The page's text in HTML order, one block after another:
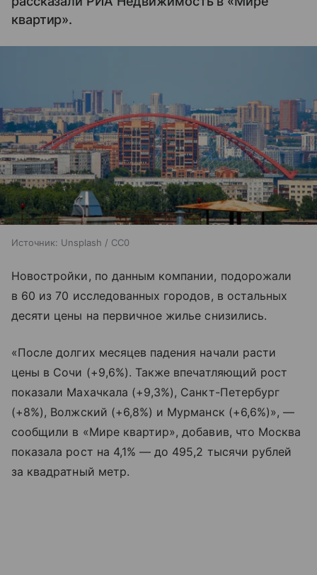
квартир».
Источник: Unsplash / CC0
Новостройки, по данным компании, подорожали
в 60 из 70 исследованных городов, в остальных
десяти цены на первичное жилье снизились.
«После долгих месяцев падения начали расти
цены в Сочи (+9,6%). Также впечатляющий рост
показали Махачкала (+9,3%), Санкт-Петербург
(+8%), Волжский (+6,8%) и Мурманск (+6,6%)», —
сообщили в «Мире квартир», добавив, что Москва
показала рост на 4,1% — до 495,2 тысячи рублей
за квадратный метр.